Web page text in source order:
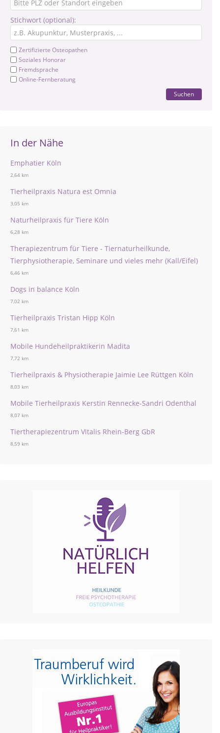
Stichwort (optional):
Zertifizierte Osteopathen
Soziales Honorar
Fremdsprache
Online-Fernberatung
Suchen
In der Nähe
Emphatier Köln
2,64 km
Tierheilpraxis Natura est Omnia
3,05 km
Naturheilpraxis für Tiere Köln
6,28 km
Therapiezentrum für Tiere - Tiernaturheilkunde,
Tierphysiotherapie, Seminare und vieles mehr (Kall/Eifel)
6,46 km
Dogs in balance Köln
7,02 km
Tierheilpraxis Tristan Hipp Köln
7,61 km
Mobile Hundeheilpraktikerin Madita
7,72 km
Tierheilpraxis & Physiotherapie Jaimie Lee Rüttgen Köln
8,03 km
Mobile Tierheilpraxis Kerstin Rennecke-Sandri Odenthal
8,07 km
Tiertherapiezentrum Vitalis Rhein-Berg GbR
8,59 km